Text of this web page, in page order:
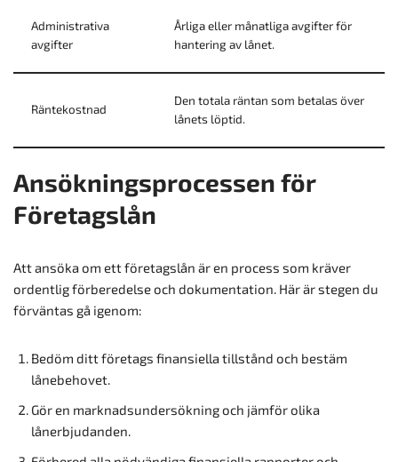
Administrativa
avgifter
Årliga eller månatliga avgifter för
hantering av lånet.
Räntekostnad
Den totala räntan som betalas över
lånets löptid.
Ansökningsprocessen för
Företagslån
Att ansöka om ett företagslån är en process som kräver
ordentlig förberedelse och dokumentation. Här är stegen du
förväntas gå igenom:
Bedöm ditt företags finansiella tillstånd och bestäm
lånebehovet.
Gör en marknadsundersökning och jämför olika
lånerbjudanden.